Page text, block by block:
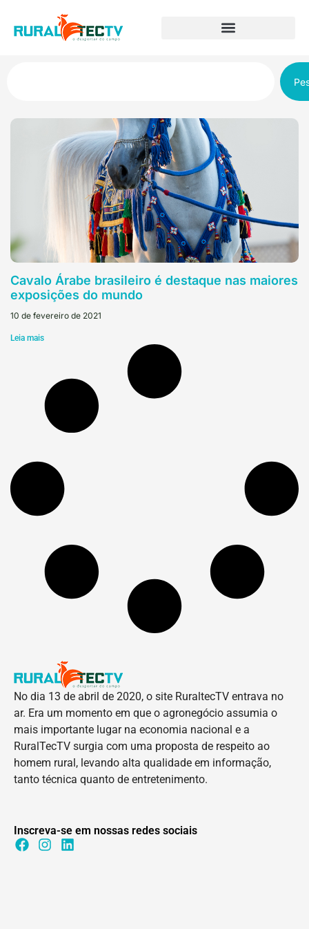
Cavalo Árabe brasileiro é destaque nas maiores
exposições do mundo
10 de fevereiro de 2021
Leia mais
No dia 13 de abril de 2020, o site RuraltecTV entrava no
ar. Era um momento em que o agronegócio assumia o
mais importante lugar na economia nacional e a
RuralTecTV surgia com uma proposta de respeito ao
homem rural, levando alta qualidade em informação,
tanto técnica quanto de entretenimento.
Inscreva-se em nossas redes sociais